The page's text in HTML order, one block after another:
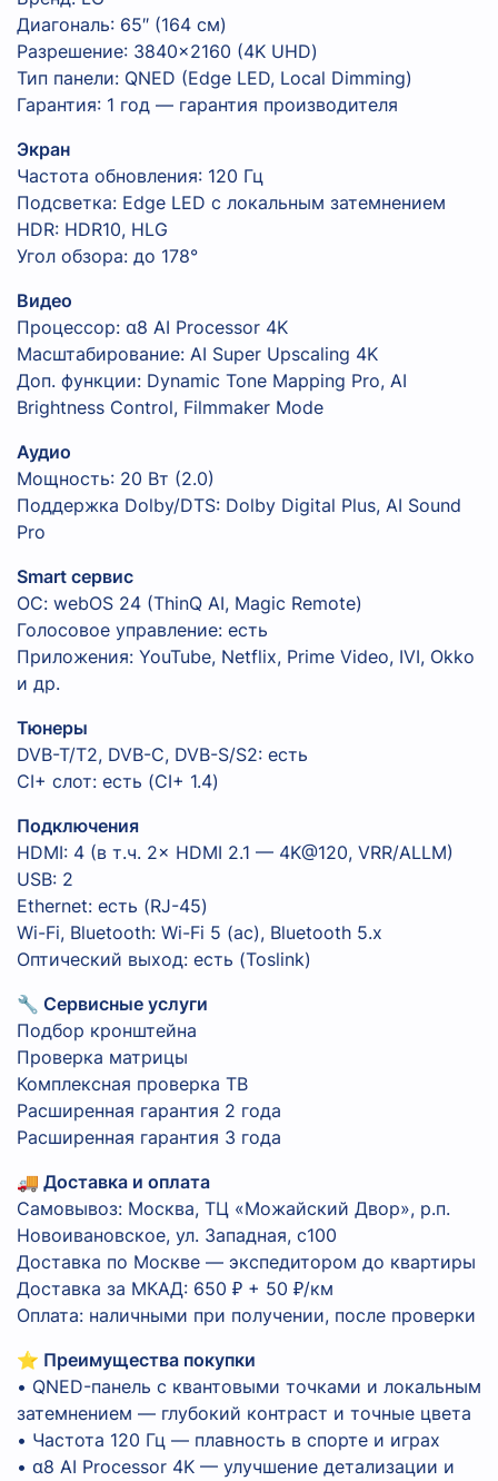
Диагональ: 65″ (164 см)
Разрешение: 3840×2160 (4K UHD)
Тип панели: QNED (Edge LED, Local Dimming)
Гарантия: 1 год — гарантия производителя
Экран
Частота обновления: 120 Гц
Подсветка: Edge LED с локальным затемнением
HDR: HDR10, HLG
Угол обзора: до 178°
Видео
Процессор: α8 AI Processor 4K
Масштабирование: AI Super Upscaling 4K
Доп. функции: Dynamic Tone Mapping Pro, AI
Brightness Control, Filmmaker Mode
Аудио
Мощность: 20 Вт (2.0)
Поддержка Dolby/DTS: Dolby Digital Plus, AI Sound
Pro
Smart сервис
ОС: webOS 24 (ThinQ AI, Magic Remote)
Голосовое управление: есть
Приложения: YouTube, Netflix, Prime Video, IVI, Okko
и др.
Тюнеры
DVB-T/T2, DVB-C, DVB-S/S2: есть
CI+ слот: есть (CI+ 1.4)
Подключения
HDMI: 4 (в т.ч. 2× HDMI 2.1 — 4K@120, VRR/ALLM)
USB: 2
Ethernet: есть (RJ-45)
Wi-Fi, Bluetooth: Wi-Fi 5 (ac), Bluetooth 5.x
Оптический выход: есть (Toslink)
🔧 Сервисные услуги
Подбор кронштейна
Проверка матрицы
Комплексная проверка ТВ
Расширенная гарантия 2 года
Расширенная гарантия 3 года
🚚 Доставка и оплата
Самовывоз: Москва, ТЦ «Можайский Двор», р.п.
Новоивановское, ул. Западная, с100
Доставка по Москве — экспедитором до квартиры
Доставка за МКАД: 650 ₽ + 50 ₽/км
Оплата: наличными при получении, после проверки
⭐ Преимущества покупки
• QNED-панель с квантовыми точками и локальным
затемнением — глубокий контраст и точные цвета
• Частота 120 Гц — плавность в спорте и играх
• α8 AI Processor 4K — улучшение детализации и